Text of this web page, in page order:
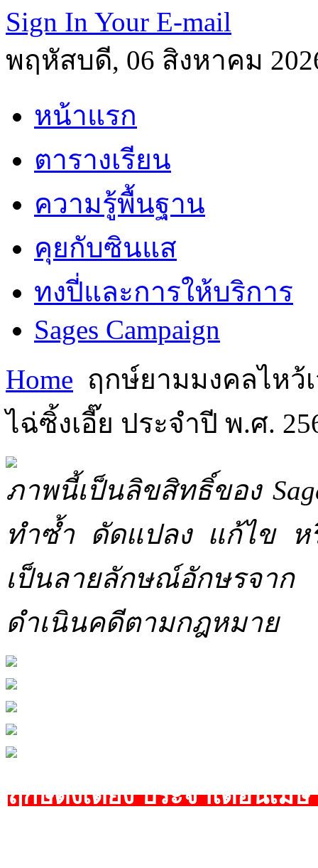
Sign In Your E-mail
พฤหัสบดี, 06 สิงหาคม
หน้าแรก
ตารางเรียน
ความรู้พื้นฐาน
คุยกับซินแส
ทงปี่และการให้บริการ
Sages Campaign
Home ฤกษ์ยามมงคลไหว้
ไฉ่ซิ้งเอี๊ย ประจำปี พ.ศ.
ภาพนี้เป็นลิขสิทธิ์ของ
ทำซ้ำ ดัดแปลง แก้ไข ห
เป็นลายลักษณ์อักษรจาก
ดำเนินคดีตามกฎหมาย
ฤกษ์ตั้งเตียง ประจำเดือนเมษ